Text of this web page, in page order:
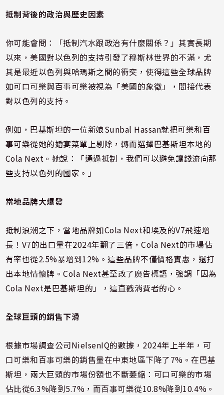
抵制背後的政治與歷史因素
你可能會問：「抵制汽水跟政治有什麼關係？」其實長期
以來，美國對以色列的支持引發了穆斯林世界的不滿，尤
其是最近以色列與哈瑪斯之間的衝突，使得這些全球品牌
如可口可樂與百事可樂被視為「美國的象徵」，間接代表
對以色列的支持。
例如，巴基斯坦的一位新娘Sunbal Hassan就把可樂和百
事可樂從她的婚宴菜單上剔除，轉而選擇巴基斯坦本地的
Cola Next。她說：「通過抵制，我們可以避免讓錢流向那
些支持以色列的國家。」
當地品牌大爆發
抵制浪潮之下，當地品牌如Cola Next和埃及的V7飛速增
長！V7的出口量在2024年翻了三倍，Cola Next的市場佔
有率也從2.5%暴增到12%。這些品牌不僅價格實惠，還打
出本地情懷牌。Cola Next甚至改了廣告標語，強調「因為
Cola Next是巴基斯坦的」，這直戳消費者的心。
全球巨頭的銷售下滑
根據市場調查公司NielsenIQ的數據，2024年上半年，可
口可樂和百事可樂的銷售量在中東地區下降了7%。在巴基
斯坦，兩大巨頭的市場份額也不斷萎縮：可口可樂的市場
佔比從6.3%降到5.7%，而百事可樂從10.8%降到10.4%。